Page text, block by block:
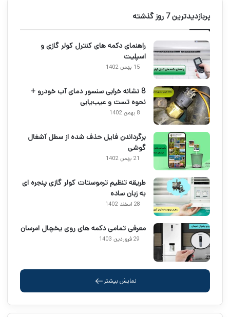
پربازدیدترین 7 روز گذشته
راهنمای دکمه های کنترل کولر گازی و
اسپلیت
15 بهمن 1402
8 نشانه خرابی سنسور دمای آب خودرو +
نحوه تست و عیب‌یابی
8 بهمن 1402
برگرداندن فایل حذف شده از سطل آشغال
گوشی
21 بهمن 1402
طریقه تنظیم ترموستات کولر گازی پنجره ای
به زبان ساده
28 اسفند 1402
معرفی تمامی دکمه های روی یخچال امرسان
29 فروردین 1403
نمایش بیشتر